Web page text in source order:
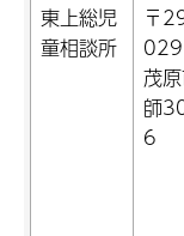
東上総児
童相談所
〒
029
茂
師
6